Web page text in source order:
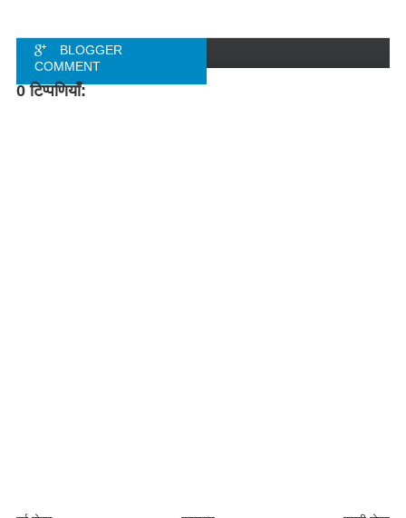
BLOGGER
COMMENT
0 टिप्पणियाँ: